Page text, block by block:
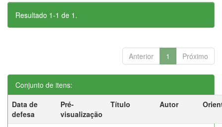
Resultado 1-1 de 1.
Anterior 1 Próximo
Conjunto de itens:
Data de
defesa
Pré-
visualização
Título Autor